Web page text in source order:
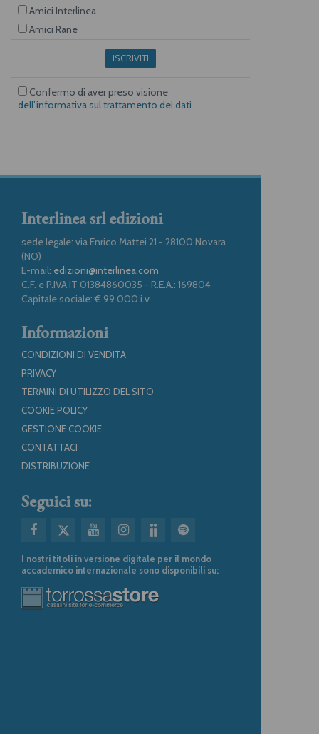
Amici Interlinea
Amici Rane
ISCRIVITI
Confermo di aver preso visione
dell’informativa sul trattamento dei dati
Interlinea srl edizioni
sede legale: via Enrico Mattei 21 - 28100 Novara
(NO)
E-mail: edizioni@interlinea.com
C.F. e P.IVA IT 01384860035 - R.E.A.: 169804
Capitale sociale: € 99.000 i.v
Informazioni
CONDIZIONI DI VENDITA
PRIVACY
TERMINI DI UTILIZZO DEL SITO
COOKIE POLICY
GESTIONE COOKIE
CONTATTACI
DISTRIBUZIONE
Seguici su:
I nostri titoli in versione digitale per il mondo
accademico internazionale sono disponibili su: